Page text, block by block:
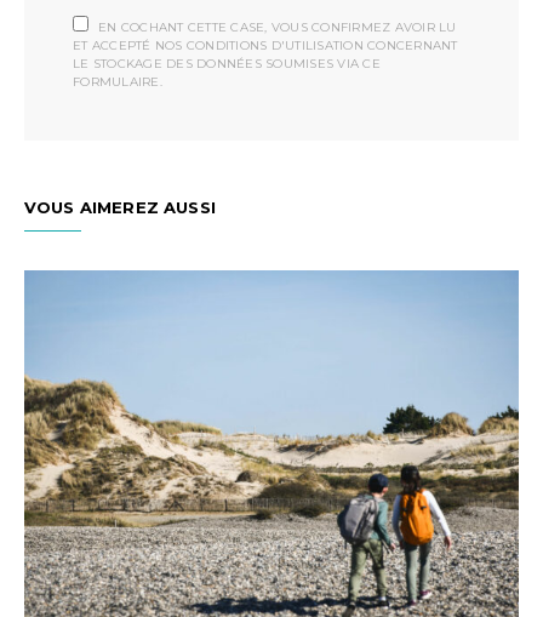
EN COCHANT CETTE CASE, VOUS CONFIRMEZ AVOIR LU
ET ACCEPTÉ NOS CONDITIONS D'UTILISATION CONCERNANT
LE STOCKAGE DES DONNÉES SOUMISES VIA CE
FORMULAIRE.
VOUS AIMEREZ AUSSI